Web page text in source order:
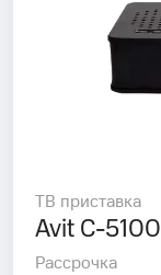
ТВ приставка
Avit C-5100
Рассрочка